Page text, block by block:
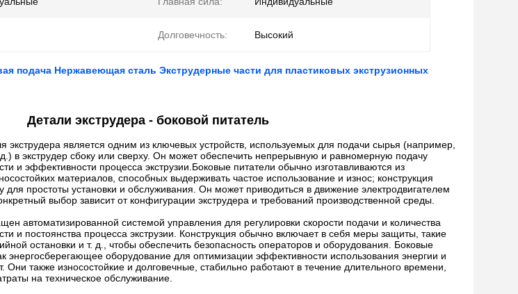
Долговечность: Высокий
подача Нержавеющая сталь Экструдерные части для пластиковых экструзионных
Детали экструдера - боковой питатель
экструдера является одним из ключевых устройств, используемых для подачи сырья (например,
в экструдер сбоку или сверху. Он может обеспечить непрерывную и равномерную подачу
и эффективности процесса экструзии. Боковые питатели обычно изготавливаются из
материалов, способных выдерживать частое использование и износ; конструкция
для простоты установки и обслуживания. Он может приводиться в движение электродвигателем
выбор зависит от конфигурации экструдера и требований производственной среды.
автоматизированной системой управления для регулировки скорости подачи и количества
и постоянства процесса экструзии. Конструкция обычно включает в себя меры защиты, такие
остановки и т. д., чтобы обеспечить безопасность операторов и оборудования. Боковые
энергосберегающее оборудование для оптимизации эффективности использования энергии и
Они также износостойкие и долговечные, стабильно работают в течение длительного времени,
на техническое обслуживание.